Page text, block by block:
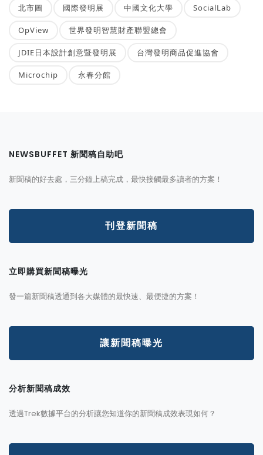
北市圖 國際發明展 中國文化大學 SocialLab
OpView 世界發明智慧財產聯盟總會
JDIE日本設計創意暨發明展 台灣發明商品促進協會
Microchip 永春分館
NEWSBUFFET 新聞稿自助吧
新聞稿的好去處，三分鐘上稿完成，最快接觸最多讀者的方案！
刊登新聞稿
立即購買新聞稿曝光
發一篇新聞稿透通到各大媒體的最快速、最便捷的方案！
讓新聞稿曝光
分析新聞稿成效
透過Trek數據平台的分析讓您知道你的新聞稿成效表現如何？